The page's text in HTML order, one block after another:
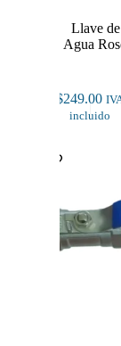
Llave
Agua
$249.00
incluido